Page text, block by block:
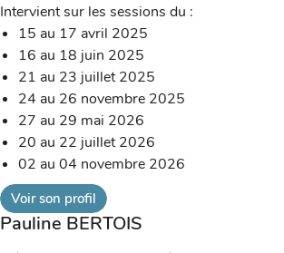
Intervient sur les sessions du :
15 au 17 avril 2025
16 au 18 juin 2025
21 au 23 juillet 2025
24 au 26 novembre 2025
27 au 29 mai 2026
20 au 22 juillet 2026
02 au 04 novembre 2026
Voir son profil
Pauline BERTOIS